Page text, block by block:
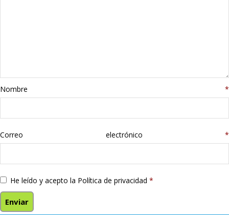
libros
Nombre *
Correo electrónico *
He leído y acepto la Política de privacidad *